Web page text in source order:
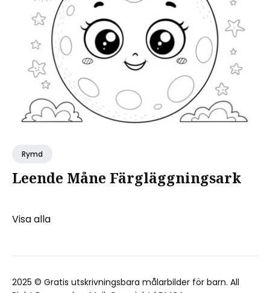
Rymd
Leende Måne Färgläggningsark
Visa alla
2025 © Gratis utskrivningsbara målarbilder för barn. All